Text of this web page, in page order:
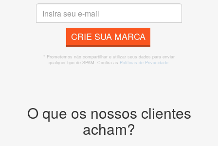
CRIE SUA MARCA
* Prometemos não compartilhar e utilizar seus dados para enviar
qualquer tipo de SPAM. Confira as Políticas de Privacidade.
O que os nossos clientes
acham?